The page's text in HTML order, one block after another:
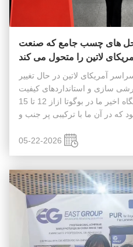
حل های چسب جامع که صنعت
لاتین را متحول می کند
آمریکای لاتین در حال تغییر
سازی و استانداردهای کیفیت
بالاتر است.این روند در نمایشگاه اخیر ما در بوگوتا ازاز 12 تا 15
که در آن ما با ترکیبی پر جنب و
بسی...
05-22-2026